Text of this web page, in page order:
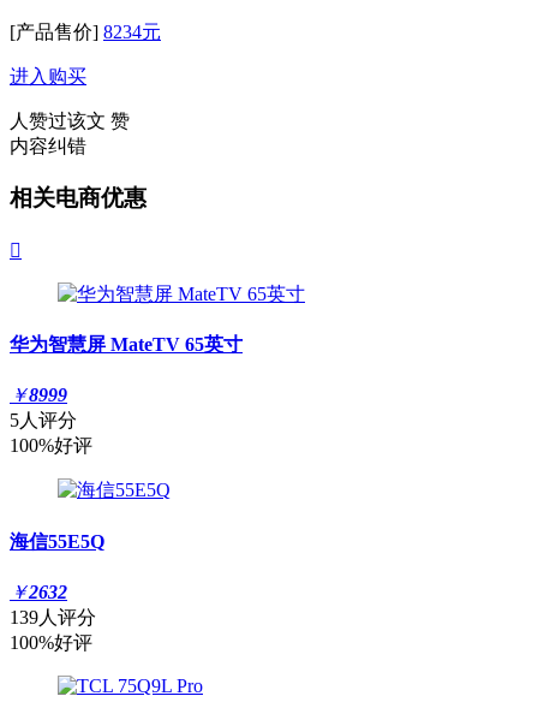
[产品售价] 8234元
进入购买
人赞过该文 赞
内容纠错
相关电商优惠

华为智慧屏 MateTV 65英寸
￥8999
5人评分
100%好评
海信55E5Q
￥2632
139人评分
100%好评